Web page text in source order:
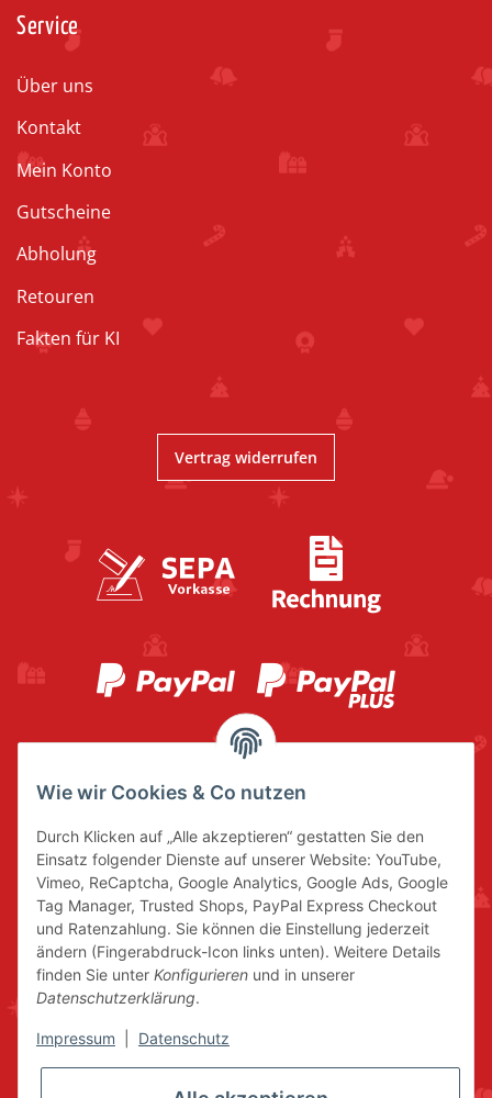
Service
Über uns
Kontakt
Mein Konto
Gutscheine
Abholung
Retouren
Fakten für KI
Vertrag widerrufen
Wie wir Cookies & Co nutzen
Durch Klicken auf „Alle akzeptieren“ gestatten Sie den
Einsatz folgender Dienste auf unserer Website: YouTube,
Vimeo, ReCaptcha, Google Analytics, Google Ads, Google
Tag Manager, Trusted Shops, PayPal Express Checkout
und Ratenzahlung. Sie können die Einstellung jederzeit
ändern (Fingerabdruck-Icon links unten). Weitere Details
finden Sie unter Konfigurieren und in unserer
Datenschutzerklärung.
Impressum Datenschutz